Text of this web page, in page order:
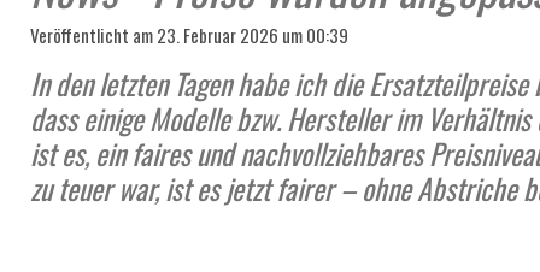
Veröffentlicht am 23. Februar 2026 um 00:39
In den letzten Tagen habe ich die
dass einige Modelle bzw. Hersteller im
ist es, ein faires und nachvollziehbares
zu teuer war, ist es jetzt fairer – ohne Abstriche